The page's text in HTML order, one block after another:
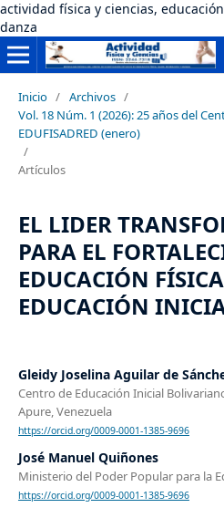
actividad física y ciencias,
danza
Inicio / Archivos /
Vol. 18 Núm. 1 (2026): 25 años del
EDUFISADRED (enero)
/
Artículos
EL LIDER
PARA EL
EDUCACIÓN
EDUCACIÓN
Gleidy Joselina Aguilar de
Centro de Educación Inicial
Apure, Venezuela
https://orcid.org/0009-0001-1385-9696
José Manuel Quiñones
Ministerio del Poder Popular para la
https://orcid.org/0009-0001-1385-9696